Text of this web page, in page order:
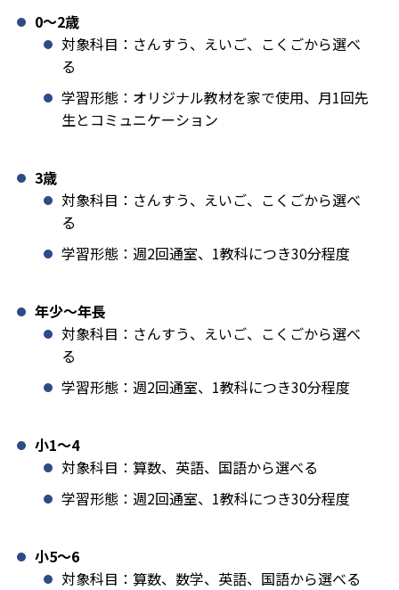
0〜2歳
対象科目：さんすう、えいご、こくごから選べ
る
学習形態：オリジナル教材を家で使用、月1回先
生とコミュニケーション
3歳
対象科目：さんすう、えいご、こくごから選べ
る
学習形態：週2回通室、1教科につき30分程度
年少〜年長
対象科目：さんすう、えいご、こくごから選べ
る
学習形態：週2回通室、1教科につき30分程度
小1️〜4
対象科目：算数、英語、国語から選べる
学習形態：週2回通室、1教科につき30分程度
小5〜6
対象科目：算数、数学、英語、国語から選べる